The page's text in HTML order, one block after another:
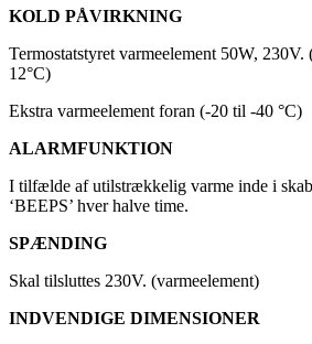
KOLD PÅVIRKNING
Termostatstyret varmeelement 50W,
12°C)
Ekstra varmeelement foran (-20 til -40 °C)
ALARMFUNKTION
I tilfælde af utilstrækkelig varme inde i
‘BEEPS’ hver halve time.
SPÆNDING
Skal tilsluttes 230V. (varmeelement)
INDVENDIGE DIMENSIONER